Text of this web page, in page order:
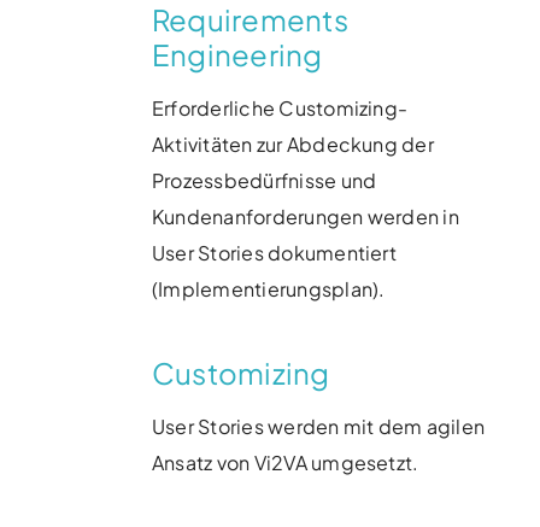
Requirements
Engineering
Erforderliche Customizing-
Aktivitäten zur Abdeckung der ​
Prozessbedürfnisse und
Kundenanforderungen werden in ​
User Stories dokumentiert
(Implementierungsplan)​.
Customizing
User Stories werden mit dem agilen
Ansatz von Vi2VA umgesetzt​.